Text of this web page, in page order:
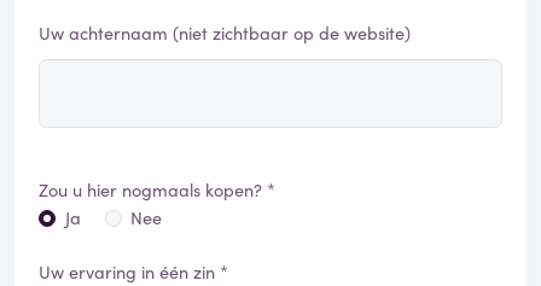
Uw achternaam (niet zichtbaar op de website)
Zou u hier nogmaals kopen? *
Ja
Nee
Uw ervaring in één zin *